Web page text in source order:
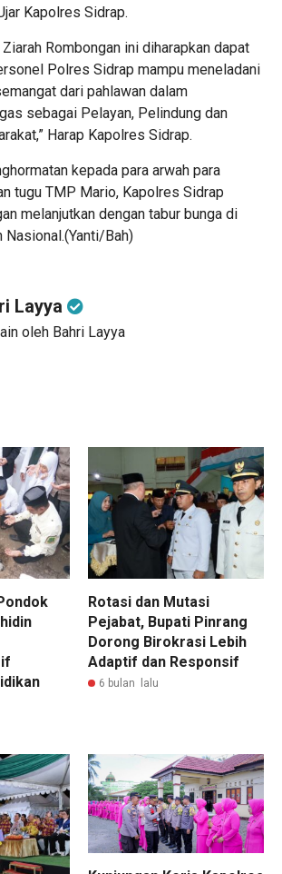
Kapolres Sidrap.
Rombongan ini diharapkan dapat
Polres Sidrap mampu meneladani
dari pahlawan dalam
sebagai Pelayan, Pelindung dan
Harap Kapolres Sidrap.
kepada para arwah para
tugu TMP Mario, Kapolres Sidrap
melanjutkan dengan tabur bunga di
Nasional.(Yanti/Bah)
Layya
oleh Bahri Layya
Rotasi dan Mutasi
Pejabat, Bupati Pinrang
Dorong Birokrasi Lebih
Adaptif dan Responsif
6 bulan lalu